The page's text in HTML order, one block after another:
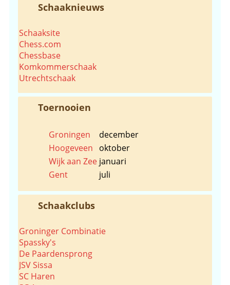
Schaaknieuws
Schaaksite
Chess.com
Chessbase
Komkommerschaak
Utrechtschaak
Toernooien
Groningen
december
Hoogeveen
oktober
Wijk aan Zee januari
Gent
juli
Schaakclubs
Groninger Combinatie
Spassky's
De Paardensprong
JSV Sissa
SC Haren